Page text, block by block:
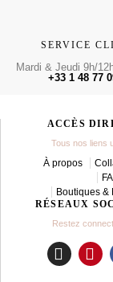
SERVICE
Mardi & Jeudi 9h/
+33 1 48 77
ACCÈS
Tous nos liens
À propos
Boutiques &
RÉSEAUX
Restez
I
P